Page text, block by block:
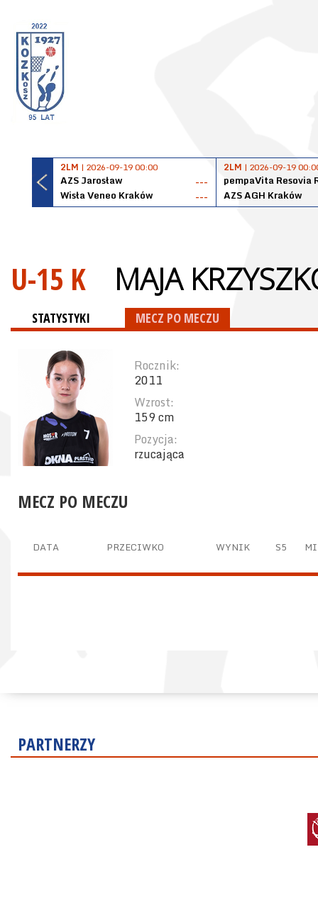
2LM | 2026-09-19 00:00
AZS Jarosław
---
Wisła Veneo Kraków
---
2LM | 2026-09-19
pempaVita Resovia
AZS AGH Kraków
U-15 K MAJA
STATYSTYKI MECZ PO MECZU
Rocznik:
2011
Wzrost:
159 cm
Pozycja:
rzucająca
MECZ PO MECZU
DATA PRZECIWKO WYNIK S5
PARTNERZY